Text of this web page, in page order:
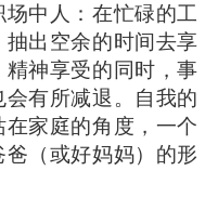
中人：在忙碌的工
出空余的时间去享
神享受的同时，事
有所减退。自我的
家庭的角度，一个
（或好妈妈）的形